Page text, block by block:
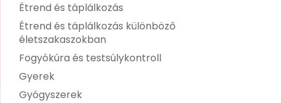
Étrend és táplálkozás
Étrend és táplálkozás különböző
életszakaszokban
Fogyókúra és testsúlykontroll
Gyerek
Gyógyszerek